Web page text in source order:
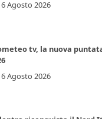
6 Agosto 2026
tv, la nuova
6 Agosto 2026